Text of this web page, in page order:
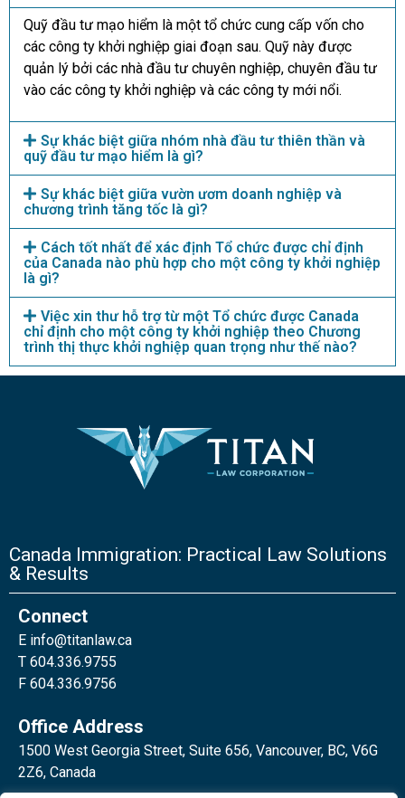
Quỹ đầu tư mạo hiểm là một tổ chức cung cấp vốn cho
các công ty khởi nghiệp giai đoạn sau. Quỹ này được
quản lý bởi các nhà đầu tư chuyên nghiệp, chuyên đầu tư
vào các công ty khởi nghiệp và các công ty mới nổi.
Sự khác biệt giữa nhóm nhà đầu tư thiên thần và
quỹ đầu tư mạo hiểm là gì?
Sự khác biệt giữa vườn ươm doanh nghiệp và
chương trình tăng tốc là gì?
Cách tốt nhất để xác định Tổ chức được chỉ định
của Canada nào phù hợp cho một công ty khởi nghiệp
là gì?
Việc xin thư hỗ trợ từ một Tổ chức được Canada
chỉ định cho một công ty khởi nghiệp theo Chương
trình thị thực khởi nghiệp quan trọng như thế nào?
Canada Immigration: Practical Law Solutions
& Results
Connect
E info@titanlaw.ca
T 604.336.9755
F 604.336.9756
Office Address
1500 West Georgia Street, Suite 656, Vancouver, BC, V6G
2Z6, Canada